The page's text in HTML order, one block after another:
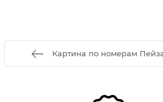
Картина по номерам